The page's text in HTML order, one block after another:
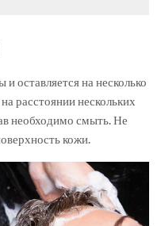
оставляется на несколько
расстоянии нескольких
необходимо смыть. Не
кожи.